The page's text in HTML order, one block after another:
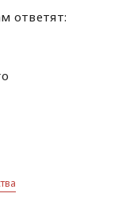
ответят: